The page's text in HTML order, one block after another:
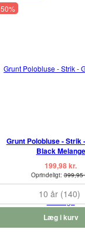
50%
Grunt Polobluse - Strik
Black Melange
199,98 kr.
Oprindeligt:399,95
10 år (140)
Læg i kurv